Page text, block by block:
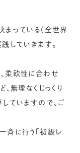
っている（全世界
していきます。
柔軟性に合わせ
無理なくじっくり
ていますので、ご
斉に行う「初級レ